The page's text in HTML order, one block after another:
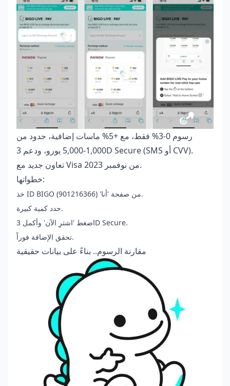
رسوم 0-3% فقط، مع +5% ماسات إضافية، حدود من
1,000-5,000 يورو، ودعم 3D Secure (SMS أو CVV).
تعاون جديد مع Visa من نوفمبر 2023.
خطواتها:
خذ ID BIGO من صفحة 'أنا' (901216366).
حدد كمية كبيرة.
اضغط 'اشترِ الآن' وأكمل 3D Secure.
تحقق الإضافة فوراً.
مقارنة الرسوم.. بناءً على بيانات حقيقية